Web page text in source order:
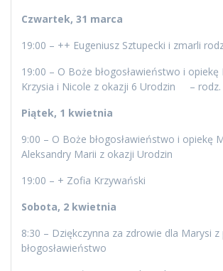
Czwartek, 31 marca
19:00 – ++ Eugeniusz Sztupecki i zmarli
19:00 – O Boże błogosławieństwo i
Krzysia i Nicole z okazji 6 Urodzin – rodz.
Piątek, 1 kwietnia
9:00 – O Boże błogosławieństwo i opiekę
Aleksandry Marii z okazji Urodzin
19:00 – + Zofia Krzywański –
Sobota, 2 kwietnia
8:30 – Dziękczynna za zdrowie dla Marysi
błogosławieństwo